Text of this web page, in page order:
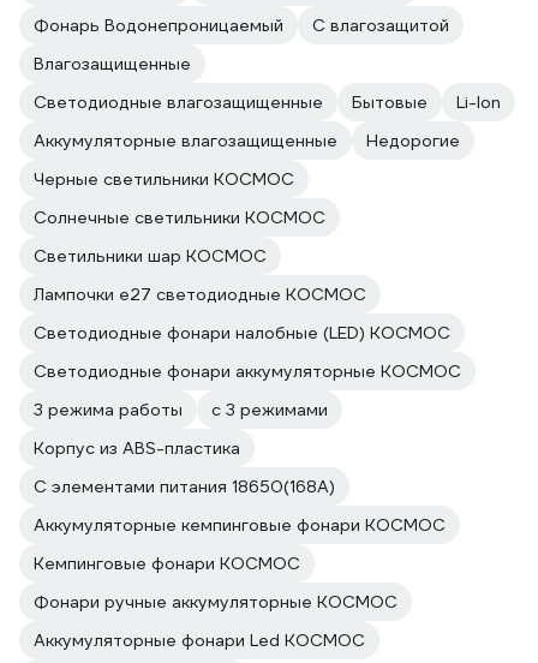
Фонарь Водонепроницаемый
С влагозащитой
Влагозащищенные
Светодиодные влагозащищенные
Бытовые
Li-Ion
Аккумуляторные влагозащищенные
Недорогие
Черные светильники КОСМОС
Солнечные светильники КОСМОС
Светильники шар КОСМОС
Лампочки е27 светодиодные КОСМОС
Светодиодные фонари налобные (LED) КОСМОС
Светодиодные фонари аккумуляторные КОСМОС
3 режима работы
с 3 режимами
Корпус из ABS-пластика
С элементами питания 18650(168A)
Аккумуляторные кемпинговые фонари КОСМОС
Кемпинговые фонари КОСМОС
Фонари ручные аккумуляторные КОСМОС
Аккумуляторные фонари Led КОСМОС